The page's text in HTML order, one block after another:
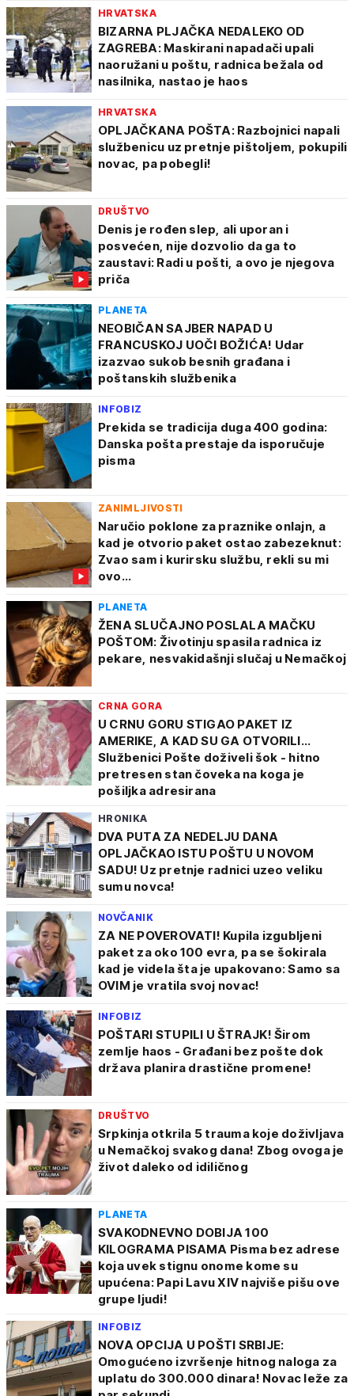
HRVATSKA
BIZARNA PLJAČKA NEDALEKO OD
ZAGREBA: Maskirani napadači upali
naoružani u poštu, radnica bežala od
nasilnika, nastao je haos
HRVATSKA
OPLJAČKANA POŠTA: Razbojnici napali
službenicu uz pretnje pištoljem, pokupili
novac, pa pobegli!
DRUŠTVO
Denis je rođen slep, ali uporan i
posvećen, nije dozvolio da ga to
zaustavi: Radi u pošti, a ovo je njegova
priča
PLANETA
NEOBIČAN SAJBER NAPAD U
FRANCUSKOJ UOČI BOŽIĆA! Udar
izazvao sukob besnih građana i
poštanskih službenika
INFOBIZ
Prekida se tradicija duga 400 godina:
Danska pošta prestaje da isporučuje
pisma
ZANIMLJIVOSTI
Naručio poklone za praznike onlajn, a
kad je otvorio paket ostao zabezeknut:
Zvao sam i kurirsku službu, rekli su mi
ovo...
PLANETA
ŽENA SLUČAJNO POSLALA MAČKU
POŠTOM: Životinju spasila radnica iz
pekare, nesvakidašnji slučaj u Nemačkoj
CRNA GORA
U CRNU GORU STIGAO PAKET IZ
AMERIKE, A KAD SU GA OTVORILI...
Službenici Pošte doživeli šok - hitno
pretresen stan čoveka na koga je
pošiljka adresirana
HRONIKA
DVA PUTA ZA NEDELJU DANA
OPLJAČKAO ISTU POŠTU U NOVOM
SADU! Uz pretnje radnici uzeo veliku
sumu novca!
NOVČANIK
ZA NE POVEROVATI! Kupila izgubljeni
paket za oko 100 evra, pa se šokirala
kad je videla šta je upakovano: Samo sa
OVIM je vratila svoj novac!
INFOBIZ
POŠTARI STUPILI U ŠTRAJK! Širom
zemlje haos - Građani bez pošte dok
država planira drastične promene!
DRUŠTVO
Srpkinja otkrila 5 trauma koje doživljava
u Nemačkoj svakog dana! Zbog ovoga je
život daleko od idiličnog
PLANETA
SVAKODNEVNO DOBIJA 100
KILOGRAMA PISAMA Pisma bez adrese
koja uvek stignu onome kome su
upućena: Papi Lavu XIV najviše pišu ove
grupe ljudi!
INFOBIZ
NOVA OPCIJA U POŠTI SRBIJE:
Omogućeno izvršenje hitnog naloga za
uplatu do 300.000 dinara! Novac leže za